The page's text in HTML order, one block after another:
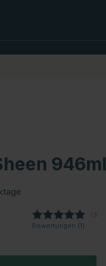
946ml
Bewertungen (1)